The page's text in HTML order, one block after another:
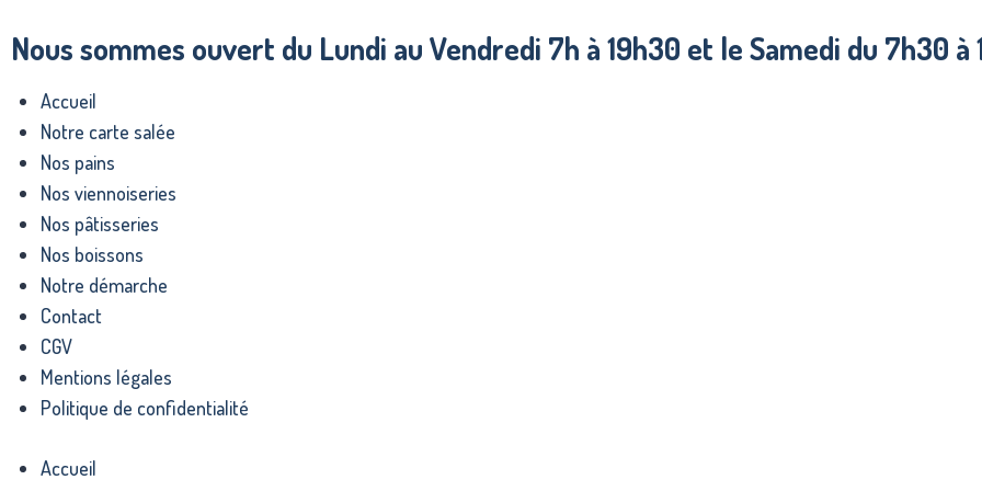
Nous sommes ouvert du Lundi au Vendredi 7h à 19h30 et le Samedi du 7h30 à
Accueil
Notre carte salée
Nos pains
Nos viennoiseries
Nos pâtisseries
Nos boissons
Notre démarche
Contact
CGV
Mentions légales
Politique de confidentialité
Accueil